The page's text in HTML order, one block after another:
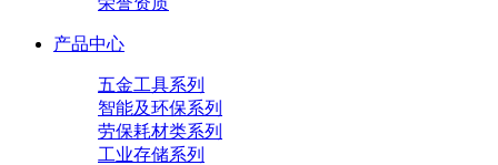
产品中心
五金工具系列
智能及环保系列
劳保耗材类系列
工业存储系列